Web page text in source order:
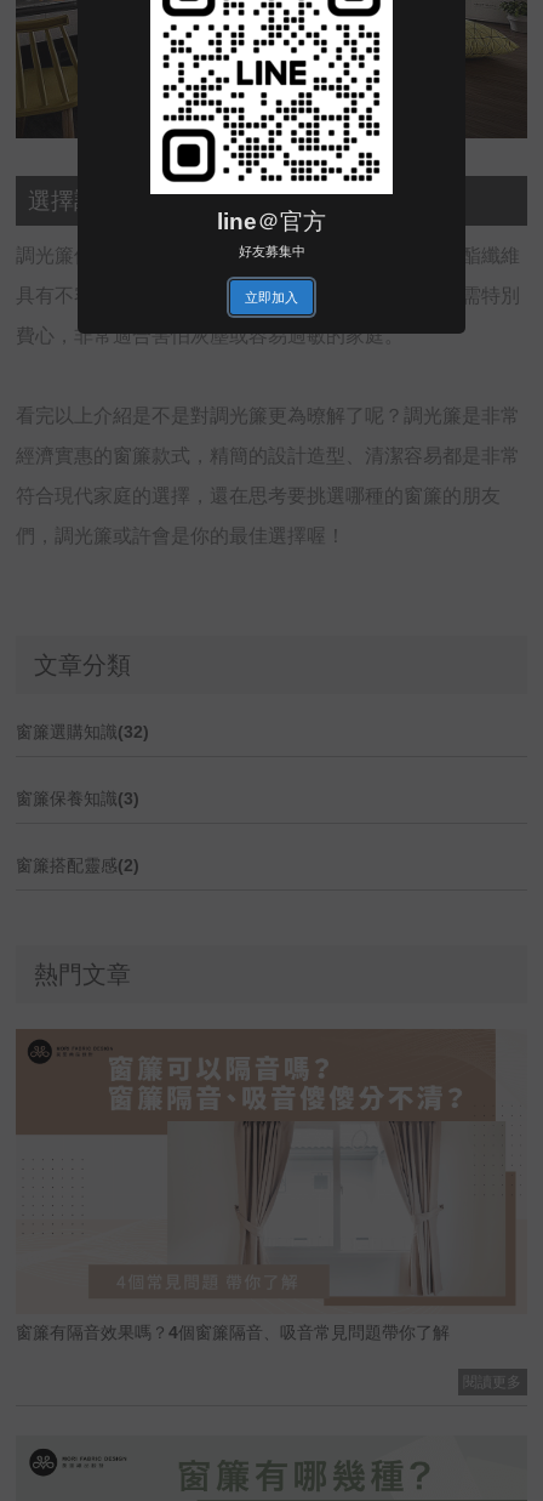
選擇調光簾的理由4：不容易堆積灰塵
調光簾使用聚酯纖維所製，因此不容易堆積灰塵。聚酯纖維
具有不容易沾上灰塵及塵蟎的特性，因此在清潔上不需特別
費心，非常適合害怕灰塵或容易過敏的家庭。
看完以上介紹是不是對調光簾更為暸解了呢？調光簾是非常
經濟實惠的窗簾款式，精簡的設計造型、清潔容易都是非常
符合現代家庭的選擇，還在思考要挑選哪種的窗簾的朋友
們，調光簾或許會是你的最佳選擇喔！
文章分類
窗簾選購知識(32)
窗簾保養知識(3)
窗簾搭配靈感(2)
熱門文章
窗簾有隔音效果嗎？4個窗簾隔音、吸音常見問題帶你了解
閱讀更多
line＠官方
好友募集中
立即加入